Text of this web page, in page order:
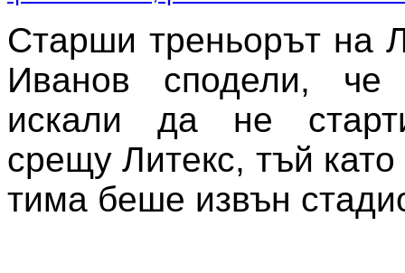
Старши треньорът на
Иванов сподели, че
искали да не
срещу Литекс, тъй
тима беше извън